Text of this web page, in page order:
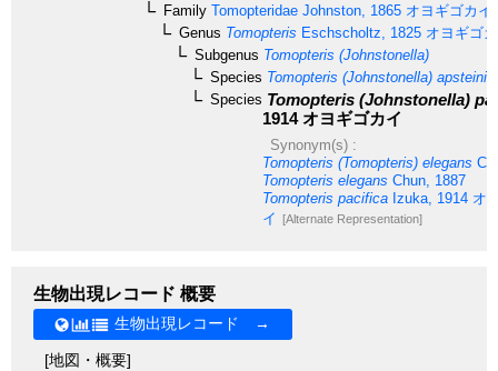
Family Tomopteridae Johnston, 1865 オヨギゴカイ
Genus Tomopteris Eschscholtz, 1825 オヨギゴ
Subgenus Tomopteris (Johnstonella)
Species Tomopteris (Johnstonella) apsteini
Species Tomopteris (Johnstonella)
1914オヨギゴカイ
Synonym(s) :
Tomopteris (Tomopteris) elegans
Tomopteris elegans Chun, 1887
Tomopteris pacifica Izuka, 1914 オ
イ [Alternate Representation]
生物出現レコード 概要
生物出現レコード →
[地図・概要]